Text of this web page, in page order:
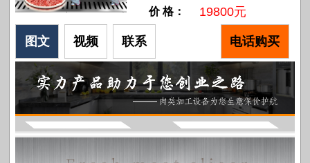
价 格：
19800元
图文 视频 联系 电话购买